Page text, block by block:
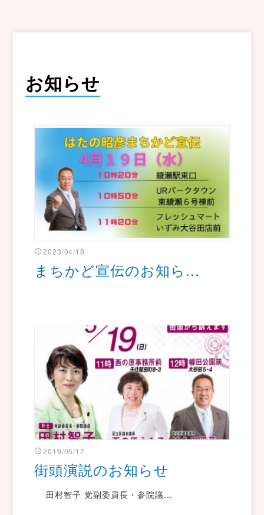
お知らせ
2023/04/18
まちかど宣伝のお知ら...
2019/05/17
街頭演説のお知らせ
田村智子 党副委員長・参院議…